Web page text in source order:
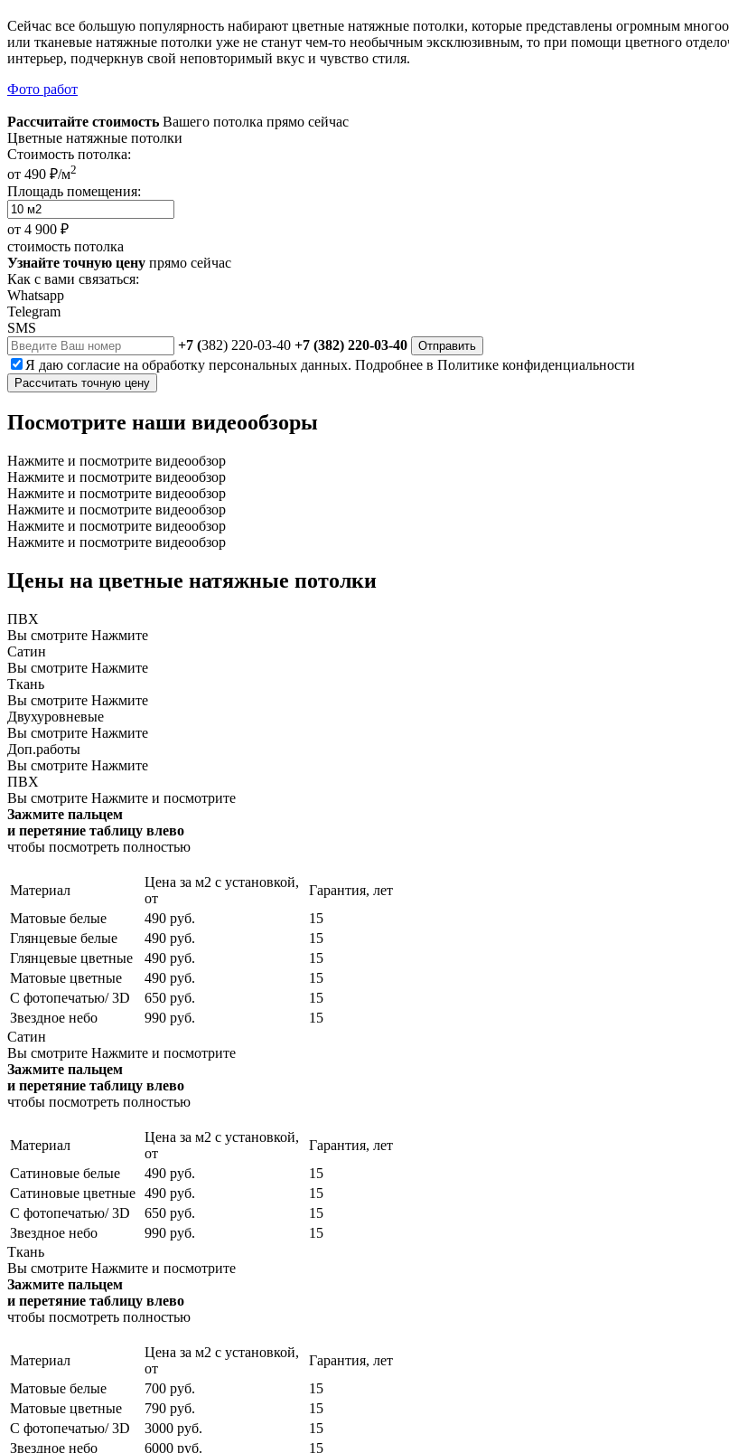
Сейчас все большую популярность набирают цветные натяжные потолки, которые представлены огромным
или тканевые натяжные потолки уже не станут чем-то необычным эксклюзивным, то при помощи цветного
интерьер, подчеркнув свой неповторимый вкус и чувство стиля.
Фото работ
Рассчитайте стоимость Вашего потолка прямо сейчас
Цветные натяжные потолки
Стоимость потолка:
от 490 ₽/м2
Площадь помещения:
от 4 900 ₽
стоимость потолка
Узнайте точную цену прямо сейчас
Как с вами связаться:
Whatsapp
Telegram
SMS
+7 (382) 220-03-40 +7 (382) 220-03-40 Отправить
Я даю согласие на обработку персональных данных. Подробнее в Политике конфиденциальности
Рассчитать точную цену
Посмотрите наши видеообзоры
Нажмите и посмотрите видеообзор
Нажмите и посмотрите видеообзор
Нажмите и посмотрите видеообзор
Нажмите и посмотрите видеообзор
Нажмите и посмотрите видеообзор
Нажмите и посмотрите видеообзор
Цены на цветные натяжные потолки
ПВХ
Вы смотрите Нажмите
Сатин
Вы смотрите Нажмите
Ткань
Вы смотрите Нажмите
Двухуровневые
Вы смотрите Нажмите
Доп.работы
Вы смотрите Нажмите
ПВХ
Вы смотрите Нажмите и посмотрите
Зажмите пальцем
и перетяние таблицу влево
чтобы посмотреть полностью
Материал
Цена за м2 с установкой,
от
Гарантия, лет
Матовые белые
490 руб.
15
Глянцевые белые
490 руб.
15
Глянцевые цветные
490 руб.
15
Матовые цветные
490 руб.
15
С фотопечатью/ 3D
650 руб.
15
Звездное небо
990 руб.
15
Сатин
Вы смотрите Нажмите и посмотрите
Зажмите пальцем
и перетяние таблицу влево
чтобы посмотреть полностью
Материал
Цена за м2 с установкой,
от
Гарантия, лет
Сатиновые белые
490 руб.
15
Сатиновые цветные 490 руб.
15
С фотопечатью/ 3D
650 руб.
15
Звездное небо
990 руб.
15
Ткань
Вы смотрите Нажмите и посмотрите
Зажмите пальцем
и перетяние таблицу влево
чтобы посмотреть полностью
Материал
Цена за м2 с установкой,
от
Гарантия, лет
Матовые белые
700 руб.
15
Матовые цветные
790 руб.
15
С фотопечатью/ 3D
3000 руб.
15
Звездное небо
6000 руб. 15